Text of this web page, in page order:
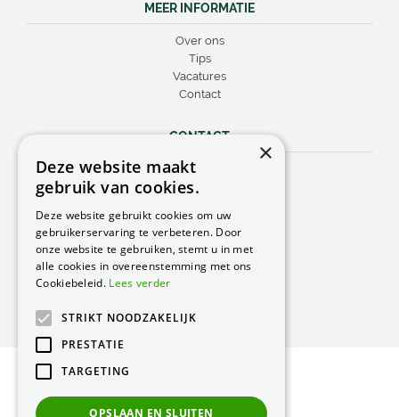
MEER INFORMATIE
Over ons
Tips
Vacatures
Contact
CONTACT
Peacock Garden Supports
Industrieweg 22
Nederland
0499 57 40 80
F. 0499 57 40 84
E.peacock@peacock.nl
Privacy Statement
Green Solutions
×
Deze website maakt
gebruik van cookies.
Deze website gebruikt cookies om uw
gebruikerservaring te verbeteren. Door
onze website te gebruiken, stemt u in met
alle cookies in overeenstemming met ons
Cookiebeleid. Lees verder
STRIKT NOODZAKELIJK
PRESTATIE
TARGETING
OPSLAAN EN SLUITEN